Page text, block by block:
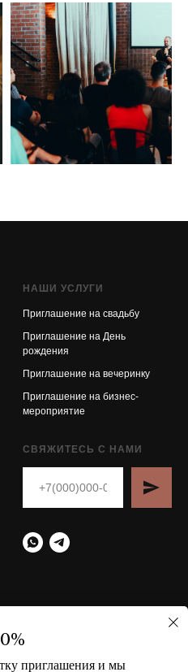
приглашения и мы
НАШИ УСЛУГИ
Приглашение на свадьбу
Приглашение на День
рождения
Приглашение на вечеринку
Приглашение на бизнес-
мероприятие
СВЯЖИТЕСЬ С НАМИ